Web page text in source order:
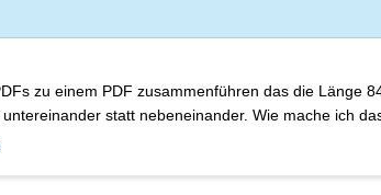
zu einem PDF zusammenführen das die Länge
statt nebeneinander. Wie mache ich